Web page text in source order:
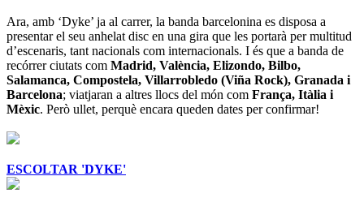
Ara, amb ‘Dyke’ ja al carrer, la banda barcelonina es disposa a
presentar el seu anhelat disc en una gira que les portarà per multitud
d’escenaris, tant nacionals com internacionals. I és que a banda de
recórrer ciutats com Madrid, València, Elizondo, Bilbo,
Salamanca, Compostela, Villarrobledo (Viña Rock), Granada i
Barcelona; viatjaran a altres llocs del món com França, Itàlia i
Mèxic. Però ullet, perquè encara queden dates per confirmar!
ESCOLTAR 'DYKE'